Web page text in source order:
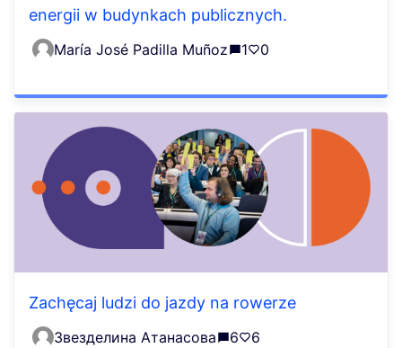
energii w budynkach publicznych.
María José Padilla Muñoz 1 0
Zachęcaj ludzi do jazdy na rowerze
Звезделина Атанасова 6 6